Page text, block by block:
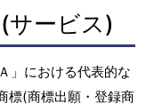
サービス)
」における代表的な
標(商標出願・登録商